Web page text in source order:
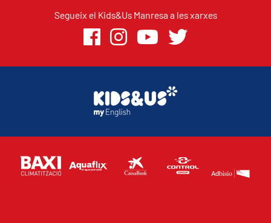
Segueix el Kids&Us Manresa a les xarxes